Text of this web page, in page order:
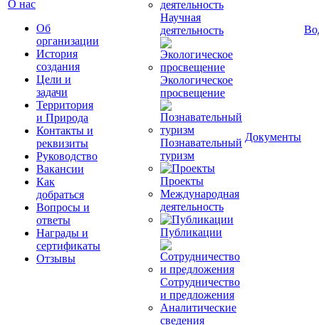
О нас
Об
организации
История
создания
Цели и
задачи
Территория
и Природа
Контакты и
реквизиты
Руководство
Вакансии
Как
добраться
Вопросы и
ответы
Награды и
сертификаты
Отзывы
Научная
деятельность
Экологическое
просвещение
Познавательный
туризм
Проекты
Международная
деятельность
Публикации
Сотрудничество
и предложения
Аналитические
сведения
Документы